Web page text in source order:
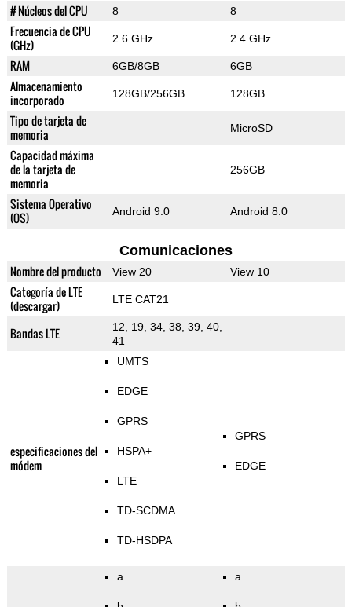
# Núcleos del CPU 8 8
Frecuencia de CPU
(GHz)
2.6 GHz 2.4 GHz
RAM 6GB/8GB 6GB
Almacenamiento
incorporado
128GB/256GB 128GB
Tipo de tarjeta de
memoria
MicroSD
Capacidad máxima
de la tarjeta de
memoria
256GB
Sistema Operativo
(OS)
Android 9.0 Android 8.0
Comunicaciones
Nombre del producto View 20 View 10
Categoría de LTE
(descargar)
LTE CAT21
Bandas LTE
12, 19, 34, 38, 39, 40,
41
especificaciones del
módem
UMTS
EDGE
GPRS
HSPA+
LTE
TD-SCDMA
TD-HSDPA
GPRS
EDGE
a a